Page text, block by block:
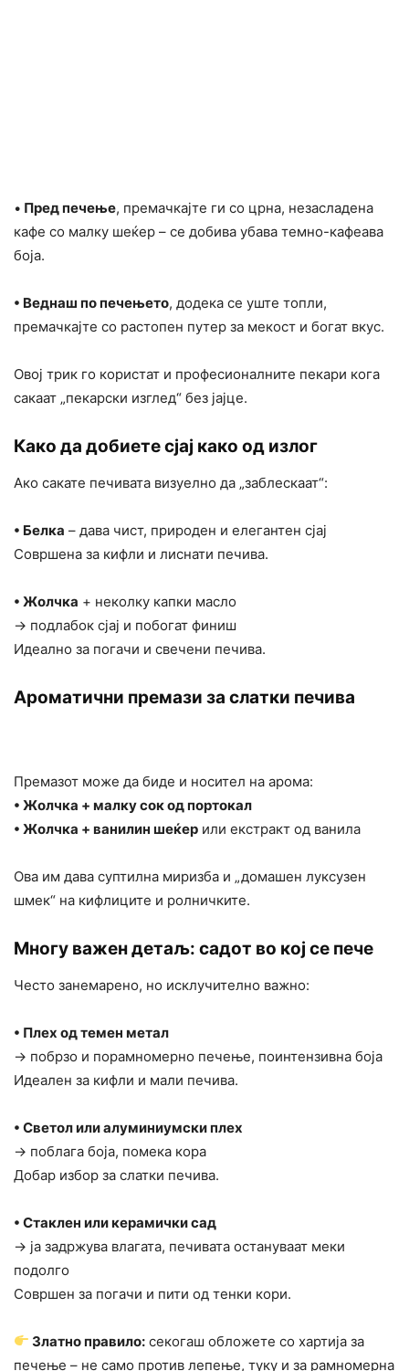
• Пред печење, премачкајте ги со црна, незасладена
кафе со малку шеќер – се добива убава темно-кафеава
боја.
• Веднаш по печењето, додека се уште топли,
премачкајте со растопен путер за мекост и богат вкус.
Овој трик го користат и професионалните пекари кога
сакаат „пекарски изглед“ без јајце.
Како да добиете сјај како од излог
Ако сакате печивата визуелно да „заблескаат“:
• Белка – дава чист, природен и елегантен сјај
Совршена за кифли и лиснати печива.
• Жолчка + неколку капки масло
→ подлабок сјај и побогат финиш
Идеално за погачи и свечени печива.
Ароматични премази за слатки печива
Премазот може да биде и носител на арома:
• Жолчка + малку сок од портокал
• Жолчка + ванилин шеќер или екстракт од ванила
Ова им дава суптилна миризба и „домашен луксузен
шмек“ на кифлиците и ролничките.
Многу важен детаљ: садот во кој се пече
Често занемарено, но исклучително важно:
• Плех од темен метал
→ побрзо и порамномерно печење, поинтензивна боја
Идеален за кифли и мали печива.
• Светол или алуминиумски плех
→ поблага боја, помека кора
Добар избор за слатки печива.
• Стаклен или керамички сад
→ ја задржува влагата, печивата остануваат меки
подолго
Совршен за погачи и пити од тенки кори.
Златно правило: секогаш обложете со хартија за
печење – не само против лепење, туку и за рамномерна